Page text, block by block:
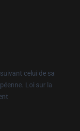
celui de sa
Loi sur la